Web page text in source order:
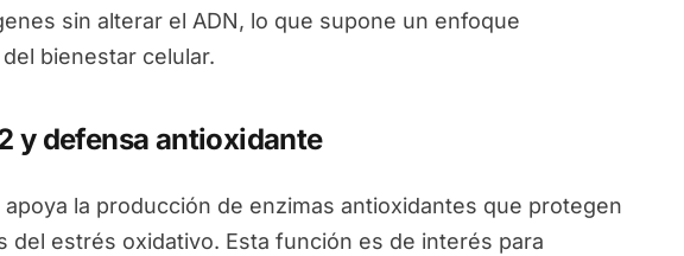
sin alterar el ADN, lo que supone un enfoque
bienestar celular.
y defensa antioxidante
apoya la producción de enzimas antioxidantes que protegen
del estrés oxidativo. Esta función es de interés para